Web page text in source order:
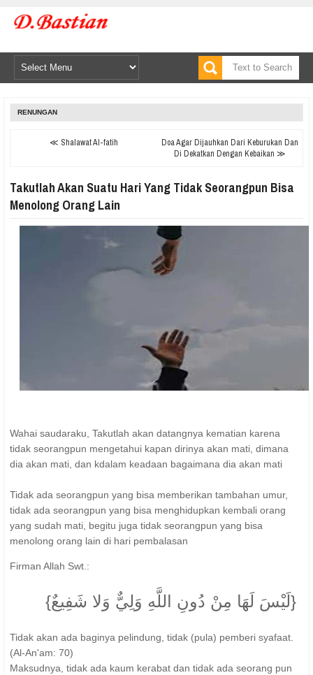
RENUNGAN
≪ Shalawat Al-fatih
Doa Agar Dijauhkan Dari Keburukan Dan
Di Dekatkan Dengan Kebaikan ≫
Takutlah Akan Suatu Hari Yang Tidak Seorangpun Bisa
Menolong Orang Lain
Wahai saudaraku, Takutlah akan datangnya kematian karena
tidak seorangpun mengetahui kapan dirinya akan mati, dimana
dia akan mati, dan kdalam keadaan bagaimana dia akan mati
Tidak ada seorangpun yang bisa memberikan tambahan umur,
tidak ada seorangpun yang bisa menghidupkan kembali orang
yang sudah mati, begitu juga tidak seorangpun yang bisa
menolong orang lain di hari pembalasan
Firman Allah Swt.:
{لَيْسَ لَهَا مِنْ دُونِ اللَّهِ وَلِيٌّ وَلا شَفِيعٌ}
Tidak akan ada baginya pelindung, tidak (pula) pemberi syafaat.
(Al-An'am: 70)
Maksudnya, tidak ada kaum kerabat dan tidak ada seorang pun